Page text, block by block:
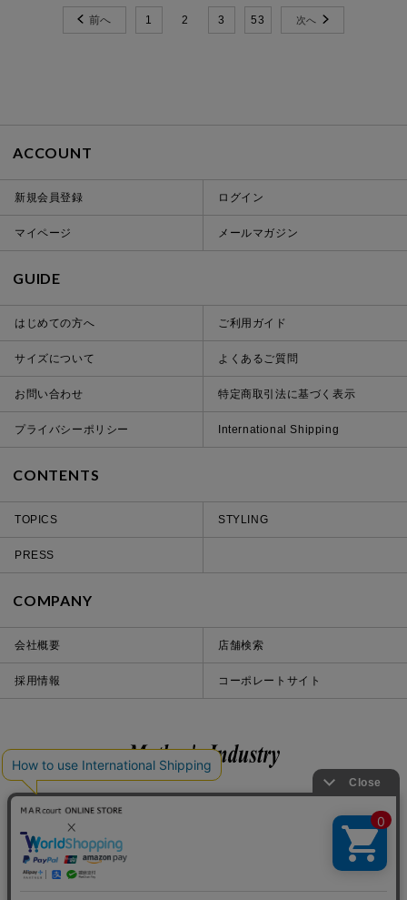
1 2 3 53
ACCOUNT
新規会員登録 ログイン
マイページ メールマガジン
GUIDE
はじめての方へ ご利用ガイド
サイズについて よくあるご質問
お問い合わせ 特定商取引法に基づく表示
プライバシーポリシー International Shipping
CONTENTS
TOPICS STYLING
PRESS
COMPANY
会社概要 店舗検索
採用情報 コーポレートサイト
Instagram
iOS